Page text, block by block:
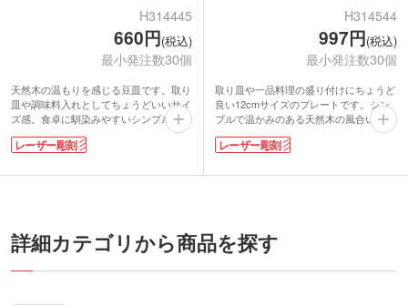
H314445
660円(税込)
最小発注数30個
天然木の温もりを感じる豆皿です。取り
皿や調味料入れとしてちょうどいいサイ
ズ感。食卓に馴染みやすいシンプルなデ
ザインが魅力です。和洋問わず幅広いス
タイルにマッチし、普段使いからおもて
く、ナチュラルな風合いが料理を引き立
名入れはレーザ彫刻が可能。飲食店やバ
ーの周年記念におすすめです。
レーザー彫刻
H314544
997円(税込)
最小発注数30個
取り皿や一品料理の盛り付けにちょうど
良い12cmサイズのプレートです。シン
プルで温かみのある天然木の風合いが、
和洋問わずさまざまな料理にマッチしま
す。普段使いはもちろん、おもてなしに
理を引き立て、食卓をおしゃれに演出し
名入れはレーザ彫刻が可能。レストラン
やカフェの周年記念におすすめです。
レーザー彫刻
詳細カテゴリから商品を探す